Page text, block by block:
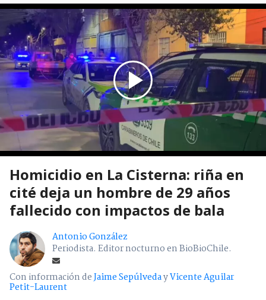
Homicidio en La Cisterna: riña en
cité deja un hombre de 29 años
fallecido con impactos de bala
Antonio González
Periodista. Editor nocturno en BioBioChile.
Con información deJaime SepúlvedayVicente Aguilar
Petit-Laurent